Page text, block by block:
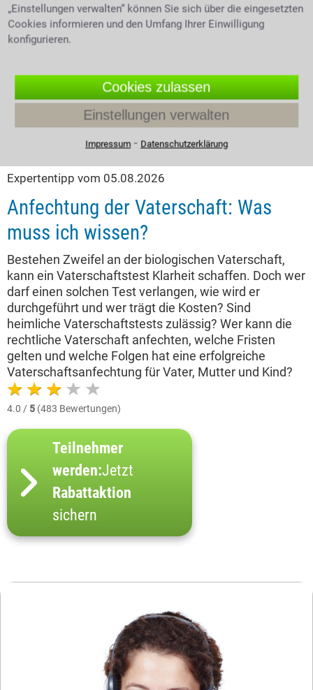
Expertentipp vom 05.08.2026
Anfechtung der Vaterschaft: Was
muss ich wissen?
Bestehen Zweifel an der biologischen Vaterschaft,
kann ein Vaterschaftstest Klarheit schaffen. Doch wer
darf einen solchen Test verlangen, wie wird er
durchgeführt und wer trägt die Kosten? Sind
heimliche Vaterschaftstests zulässig? Wer kann die
rechtliche Vaterschaft anfechten, welche Fristen
gelten und welche Folgen hat eine erfolgreiche
Vaterschaftsanfechtung für Vater, Mutter und Kind?
4.0 / 5 (483 Bewertungen)
Teilnehmer
werden:Jetzt
Rabattaktion
sichern
„Einstellungen verwalten“ können Sie sich über die eingesetzten
Cookies informieren und den Umfang Ihrer Einwilligung
konfigurieren.
Cookies zulassen
Einstellungen verwalten
Impressum⁃ Datenschutzerklärung